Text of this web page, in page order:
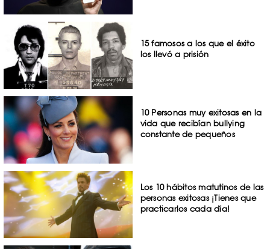
15 famosos a los que el éxito
los llevó a prisión
10 Personas muy exitosas en la
vida que recibían bullying
constante de pequeños
Los 10 hábitos matutinos de las
personas exitosas ¡Tienes que
practicarlos cada día!